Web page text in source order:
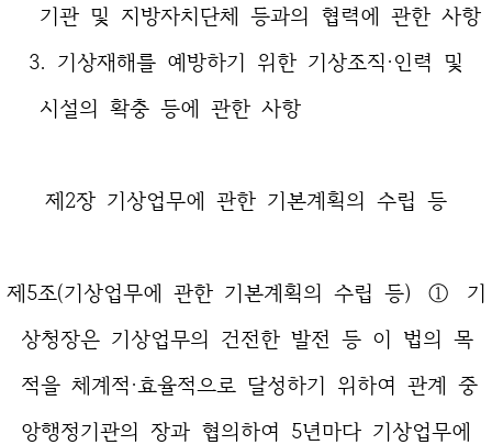
기관 및 지방자치단체 등과의 협력에 관한 사항
3. 기상재해를 예방하기 위한 기상조직·인력 및
시설의 확충 등에 관한 사항
제2장 기상업무에 관한 기본계획의 수립 등
제5조(기상업무에 관한 기본계획의 수립 등) ① 기
상청장은 기상업무의 건전한 발전 등 이 법의 목
적을 체계적·효율적으로 달성하기 위하여 관계 중
앙행정기관의 장과 협의하여 5년마다 기상업무에